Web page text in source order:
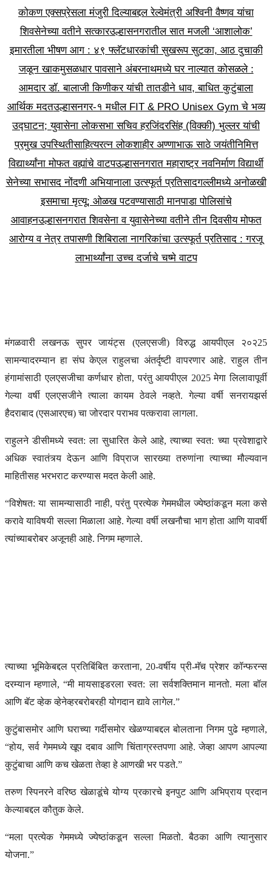
कोकण एक्सप्रेसला मंजुरी दिल्याबद्दल रेल्वेमंत्री अश्विनी वैष्णव यांचा
शिवसेनेच्या वतीने सत्कारउल्हासनगरातील सात मजली ‘आशालोक’
इमारतीला भीषण आग : ४९ फ्लॅटधारकांची सुखरूप सुटका, आठ दुचाकी
जळून खाकमुसळधार पावसाने अंबरनाथमध्ये घर नाल्यात कोसळले :
आमदार डॉ. बालाजी किणीकर यांची तातडीने धाव, बाधित कुटुंबाला
आर्थिक मदतउल्हासनगर-१ मधील FIT & PRO Unisex Gym चे भव्य
उद्घाटन; युवासेना लोकसभा सचिव हरजिंदरसिंह (विक्की) भुल्लर यांची
प्रमुख उपस्थितीसाहित्यरत्न लोकशाहीर अण्णाभाऊ साठे जयंतीनिमित्त
विद्यार्थ्यांना मोफत वह्यांचे वाटपउल्हासनगरात महाराष्ट्र नवनिर्माण विद्यार्थी
सेनेच्या सभासद नोंदणी अभियानाला उत्स्फूर्त प्रतिसादगल्लीमध्ये अनोळखी
इसमाचा मृत्यू; ओळख पटवण्यासाठी मानपाडा पोलिसांचे
आवाहनउल्हासनगरात शिवसेना व युवासेनेच्या वतीने तीन दिवसीय मोफत
आरोग्य व नेत्र तपासणी शिबिराला नागरिकांचा उत्स्फूर्त प्रतिसाद : गरजू
लाभार्थ्यांना उच्च दर्जाचे चष्मे वाटप
मंगळवारी लखनऊ सुपर जायंट्स (एलएसजी) विरुद्ध आयपीएल २०२25
सामन्यादरम्यान हा संघ केएल राहुलचा अंतर्दृष्टी वापरणार आहे. राहुल तीन
हंगामांसाठी एलएसजीचा कर्णधार होता, परंतु आयपीएल 2025 मेगा लिलावापूर्वी
गेल्या वर्षी एलएसजीने त्याला कायम ठेवले नव्हते. गेल्या वर्षी सनरायझर्स
हैदराबाद (एसआरएच) चा जोरदार पराभव पत्करावा लागला.
राहुलने डीसीमध्ये स्वत: ला सुधारित केले आहे, त्याच्या स्वत: च्या प्रवेशाद्वारे
अधिक स्वातंत्र्य देऊन आणि विप्राज सारख्या तरुणांना त्याच्या मौल्यवान
माहितीसह भरभराट करण्यास मदत केली आहे.
“विशेषत: या सामन्यासाठी नाही, परंतु प्रत्येक गेममधील ज्येष्ठांकडून मला कसे
करावे याविषयी सल्ला मिळाला आहे. गेल्या वर्षी लखनौचा भाग होता आणि यावर्षी
त्यांच्याबरोबर अजूनही आहे. निगम म्हणाले.
त्याच्या भूमिकेबद्दल प्रतिबिंबित करताना, 20-वर्षीय प्री-मॅच प्रेशर कॉन्फरन्स
दरम्यान म्हणाले, “मी मायसाइडरला स्वत: ला सर्वशक्तिमान मानतो. मला बॉल
आणि बॅट व्हेक व्हेनेव्हरबरोबरही योगदान द्यावे लागेल.”
कुटुंबासमोर आणि घराच्या गर्दीसमोर खेळण्याबद्दल बोलताना निगम पुढे म्हणाले,
“होय, सर्व गेममध्ये खूप दबाव आणि चिंताग्रस्तपणा आहे. जेव्हा आपण आपल्या
कुटुंबाचा आणि कच खेळता तेव्हा हे आणखी भर पडते.”
तरुण स्पिनरने वरिष्ठ खेळाडूंचे योग्य प्रकारचे इनपुट आणि अभिप्राय प्रदान
केल्याबद्दल कौतुक केले.
“मला प्रत्येक गेममध्ये ज्येष्ठांकडून सल्ला मिळतो. बैठका आणि त्यानुसार
योजना.”